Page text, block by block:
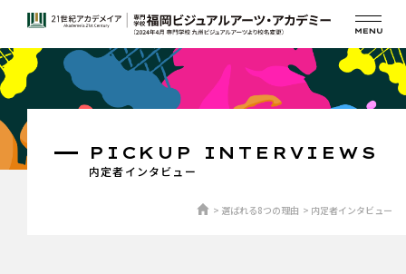
内定者インタビュー
PICKUP INTERVIEWS
選ばれる8つの理由 内定者インタビュー